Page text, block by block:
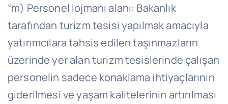
“m) Personel lojmanı alanı: Bakanlık
tarafından turizm tesisi yapılmak amacıyla
yatırımcılara tahsis edilen taşınmazların
üzerinde yer alan turizm tesislerinde çalışan
personelin sadece konaklama ihtiyaçlarının
giderilmesi ve yaşam kalitelerinin artırılması